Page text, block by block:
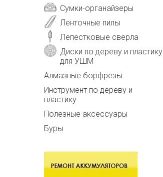
Сумки-органайзеры
Ленточные пилы
Лепестковые сверла
Диски по дереву и пластику
для УШМ
Алмазные борфрезы
Инструмент по дереву и
пластику
Полезные аксессуары
Буры